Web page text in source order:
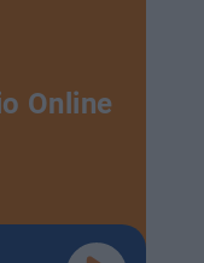
Online